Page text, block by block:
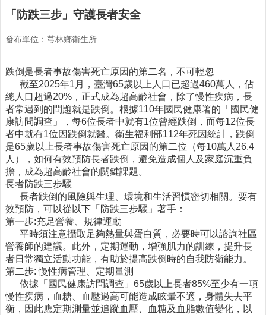
務
上
名
醫
療
資
源
社
區
資
源
門
診
間
表
防
與
「防跌三步」守護長者安全
發布單位：芎林鄉衛生所
跌倒是長者事故傷害死亡原因的第二名，不可輕忽
截至2025年1月，臺灣65歲以上人口已超過460萬人，佔
總人口超過20%，正式成為超高齡社會，除了慢性疾病，長
者常遇到的問題就是跌倒。根據110年國民健康署的「國民健
康訪問調查」，每6位長者中就有1位曾經跌倒，而每12位長
者中就有1位因跌倒就醫。衛生福利部112年死因統計，跌倒
是65歲以上長者事故傷害死亡原因的第二位（每10萬人26.4
人），如何有效預防長者跌倒，避免造成個人及家庭沉重負
擔，成為超高齡社會的關鍵課題。
長者防跌三步驟
長者跌倒的風險與生理、環境和生活習慣密切相關。要有
效預防，可以從以下「防跌三步驟」著手：
第一步:充足營養、規律運動
平時須注意攝取足夠熱量與蛋白質，必要時可以諮詢社區
營養師的建議。此外，定期運動，增強肌力的訓練，提升長
者日常獨立活動功能，有助於提高跌倒時的自我防衛能力。
第二步: 慢性病管理、定期量測
依據「國民健康訪問調查」65歲以上長者85%至少有一項
慢性疾病，血糖、血壓過高可能造成眩暈不適，身體失去平
衡，因此應定期測量並追蹤血壓、血糖及血脂數值變化，以